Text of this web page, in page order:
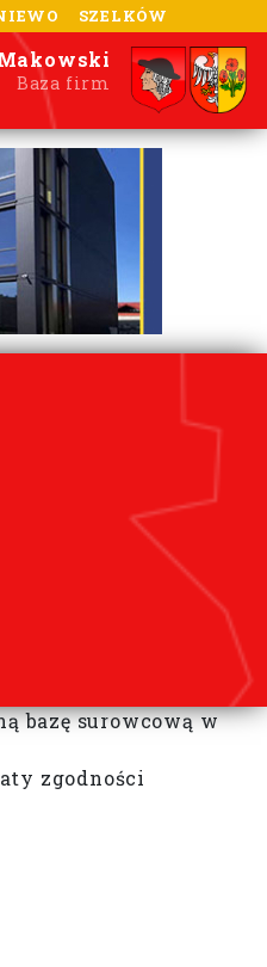
SZELKÓW
Baza firm
bazę surowcową w
zgodności